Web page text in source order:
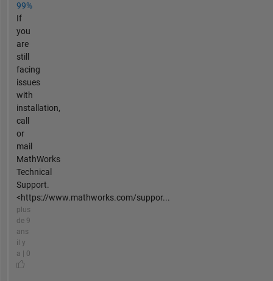
99%
If
you
are
still
facing
issues
with
installation,
call
or
mail
MathWorks
Technical
Support.
<https://www.mathworks.com/suppor...
plus
de 9
ans
il y
a | 0